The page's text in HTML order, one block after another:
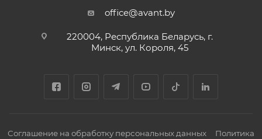
office@avant.by
220004, Республика Беларусь, г.
Минск, ул. Короля, 45
Соглашение на обработку персональных данных Политика